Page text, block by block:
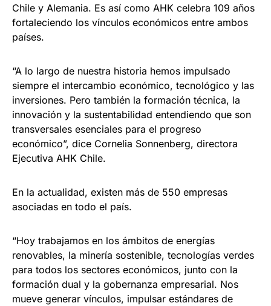
Chile y Alemania. Es así como AHK celebra 109 años
fortaleciendo los vínculos económicos entre ambos
países.
“A lo largo de nuestra historia hemos impulsado
siempre el intercambio económico, tecnológico y las
inversiones. Pero también la formación técnica, la
innovación y la sustentabilidad entendiendo que son
transversales esenciales para el progreso
económico”, dice Cornelia Sonnenberg, directora
Ejecutiva AHK Chile.
En la actualidad, existen más de 550 empresas
asociadas en todo el país.
“Hoy trabajamos en los ámbitos de energías
renovables, la minería sostenible, tecnologías verdes
para todos los sectores económicos, junto con la
formación dual y la gobernanza empresarial. Nos
mueve generar vínculos, impulsar estándares de